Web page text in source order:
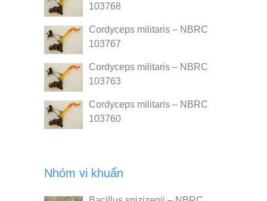
103768
Cordyceps militaris – NBRC
103767
Cordyceps militaris – NBRC
103763
Cordyceps militaris – NBRC
103760
Nhóm vi khuẩn